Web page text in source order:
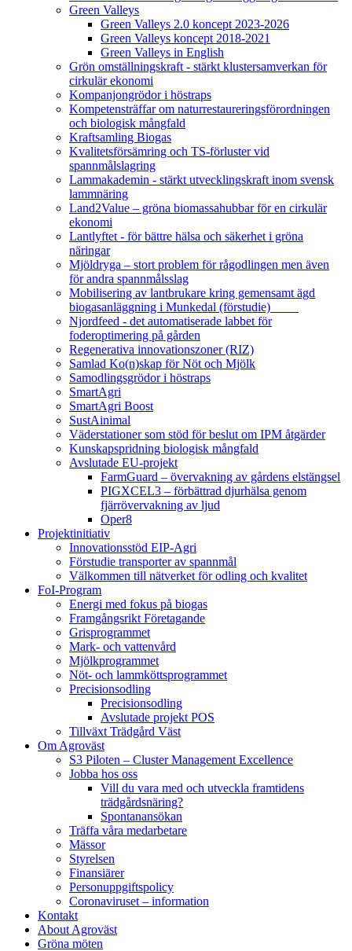
Green Valleys
Green Valleys 2.0 koncept 2023-2026
Green Valleys koncept 2018-2021
Green Valleys in English
Grön omställningskraft - stärkt klustersamverkan för
cirkulär ekonomi
Kompanjongrödor i höstraps
Kompetensträffar om naturrestaureringsförordningen
och biologisk mångfald
Kraftsamling Biogas
Kvalitetsförsämring och TS-förluster vid
spannmålslagring
Lammakademin - stärkt utvecklingskraft inom svensk
lammnäring
Land2Value – gröna biomassahubbar för en cirkulär
ekonomi
Lantlyftet - för bättre hälsa och säkerhet i gröna
näringar
Mjöldryga – stort problem för rågodlingen men även
för andra spannmålsslag
Mobilisering av lantbrukare kring gemensamt ägd
biogasanläggning i Munkedal (förstudie)
Njordfeed - det automatiserade labbet för
foderoptimering på gården
Regenerativa innovationszoner (RIZ)
Samlad Ko(n)skap för Nöt och Mjölk
Samodlingsgrödor i höstraps
SmartAgri
SmartAgri Boost
SustAinimal
Väderstationer som stöd för beslut om IPM åtgärder
Kunskapspridning biologisk mångfald
Avslutade EU-projekt
FarmGuard – övervakning av gårdens elstängsel
PIGXCEL3 – förbättrad djurhälsa genom
fjärrövervakning av ljud
Oper8
Projektinitiativ
Innovationsstöd EIP-Agri
Förstudie transporter av spannmål
Välkommen till nätverket för odling och kvalitet
FoI-Program
Energi med fokus på biogas
Framgångsrikt Företagande
Grisprogrammet
Mark- och vattenvård
Mjölkprogrammet
Nöt- och lammköttsprogrammet
Precisionsodling
Precisionsodling
Avslutade projekt POS
Tillväxt Trädgård Väst
Om Agroväst
S3 Piloten – Cluster Management Excellence
Jobba hos oss
Vill du vara med och utveckla framtidens
trädgårdsnäring?
Spontanansökan
Träffa våra medarbetare
Mässor
Styrelsen
Finansiärer
Personuppgiftspolicy
Coronaviruset – information
Kontakt
About Agroväst
Gröna möten